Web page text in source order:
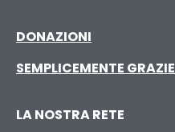
DONAZIONI
SEMPLICEMENTE GRAZIE
LA NOSTRA RETE